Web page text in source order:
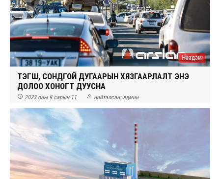
Наадам
ТЭГШ, СОНДГОЙ ДУГААРЫН ХЯЗГААРЛАЛТ ЭНЭ
ДОЛОО ХОНОГТ ДУУСНА
 2023 оны 9 сарын 11  нийтэлсэн: админ